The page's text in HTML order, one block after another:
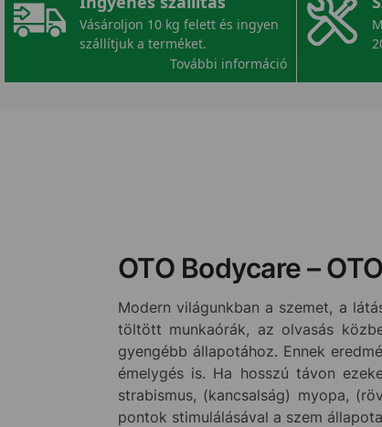
Vásároljon 10 kg felett és ingyen
szállítjuk a terméket.
További információ
OTO Bodycare –
Modern világunkban a szemet, a
töltött munkaórák, az olvasás
gyengébb állapotához. Ennek
émelygés is. Ha hosszú távon
strabismus, (kancsalság) myopa,
pontok stimulálásával a szem